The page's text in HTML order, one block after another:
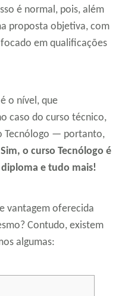
é normal, pois, além
proposta objetiva, com
em qualificações
o nível, que
caso do curso técnico,
Tecnólogo — portanto,
Sim, o curso Tecnólogo é
e tudo mais!
vantagem oferecida
Contudo, existem
algumas: